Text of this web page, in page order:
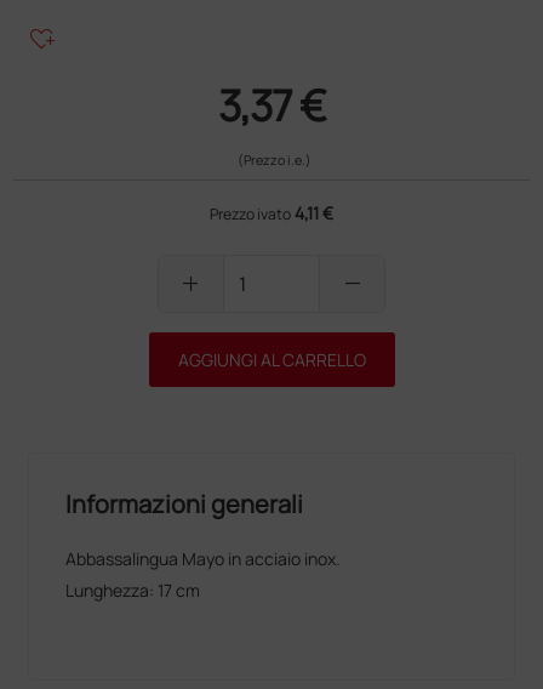
heart_plus
3,37 €
(Prezzo i.e.)
Prezzo ivato 4,11 €
add remove
AGGIUNGI AL CARRELLO
Informazioni generali
Abbassalingua Mayo in acciaio inox.
Lunghezza: 17 cm